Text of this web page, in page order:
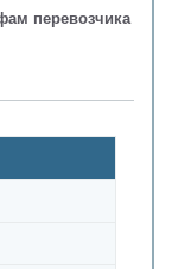
перевозчика